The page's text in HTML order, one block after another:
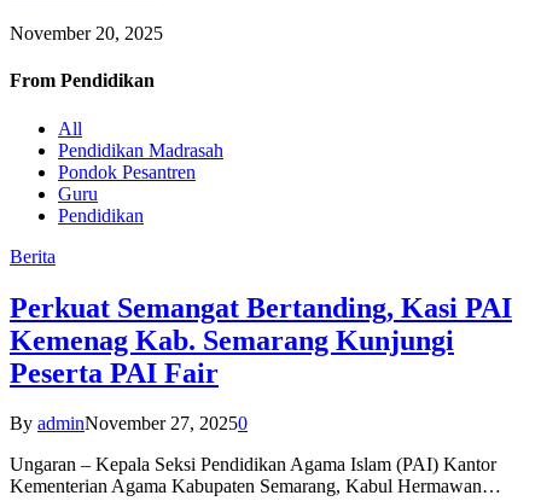
November 20, 2025
From Pendidikan
All
Pendidikan Madrasah
Pondok Pesantren
Guru
Pendidikan
Berita
Perkuat Semangat Bertanding, Kasi PAI
Kemenag Kab. Semarang Kunjungi
Peserta PAI Fair
By adminNovember 27, 20250
Ungaran – Kepala Seksi Pendidikan Agama Islam (PAI) Kantor
Kementerian Agama Kabupaten Semarang, Kabul Hermawan…